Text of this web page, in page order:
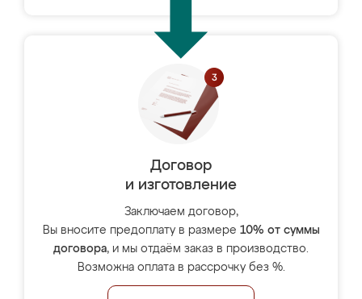
Договор
и изготовление
Заключаем договор,
Вы вносите предоплату в размере 10% от суммы
договора, и мы отдаём заказ в производство.
Возможна оплата в рассрочку без %.